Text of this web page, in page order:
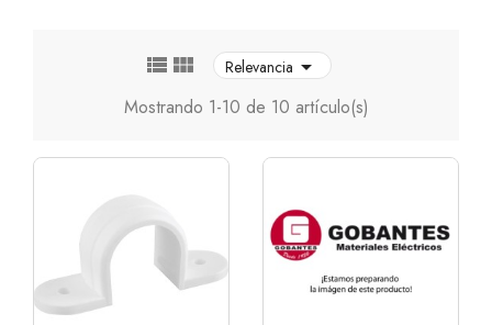
  Relevancia 
Mostrando 1-10 de 10 artículo(s)